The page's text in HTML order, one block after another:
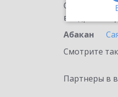
внедрение
Абакан
Смотрите
Партнеры в